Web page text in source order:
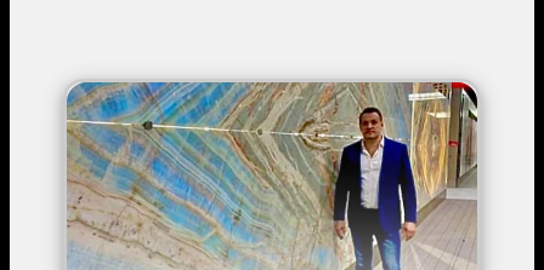
Image